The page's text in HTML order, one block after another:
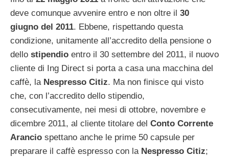
deve comunque avvenire entro e non oltre il 30
giugno del 2011. Ebbene, rispettando questa
condizione, unitamente all’accredito della pensione o
dello stipendio entro il 30 settembre del 2011, il nuovo
cliente di Ing Direct si porta a casa una macchina del
caffè, la Nespresso Citiz. Ma non finisce qui visto
che, con l’accredito dello stipendio,
consecutivamente, nei mesi di ottobre, novembre e
dicembre 2011, al cliente titolare del Conto Corrente
Arancio spettano anche le prime 50 capsule per
preparare il caffè espresso con la Nespresso Citiz;